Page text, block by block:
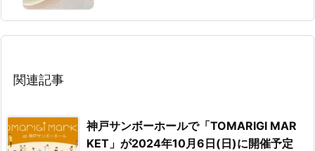
関連記事
神戸サンボーホールで「TOMARIGI MAR
KET」が2024年10月6日(日)に開催予定